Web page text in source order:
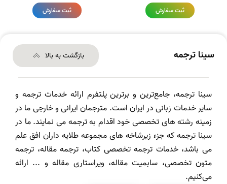
ثبت سفارش ثبت سفارش
سینا ترجمه بازگشت به بالا
سینا ترجمه، جامع‌ترین و برترین پلتفرم ارائه خدمات ترجمه و
سایر خدمات زبانی در ایران است. مترجمان ایرانی و خارجی ما در
زمینه رشته های تخصصی خود اقدام به ترجمه می نمایند. ما در
سینا ترجمه که جزء زیرشاخه های مجموعه طلایه داران افق علم
می باشد، خدمات ترجمه تخصصی کتاب، ترجمه مقاله، ترجمه
متون تخصصی، سابمیت مقاله، ویراستاری مقاله و ... ارائه
می‌کنیم.